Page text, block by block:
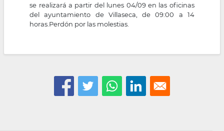
se realizará a partir del lunes 04/09 en las oficinas
del ayuntamiento de Villaseca, de 09:00 a 14
horas.Perdón por las molestias.